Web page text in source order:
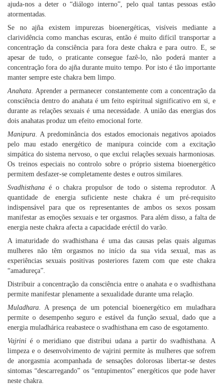
ajuda-nos a deter o “diálogo interno”, pelo qual tantas pessoas estão
atormentadas.
Se no ajña existem impurezas bioenergéticas, visíveis mediante a
clarividência como manchas escuras, então é muito difícil transportar a
concentração da consciência para fora deste chakra e para outro. E, se
apesar de tudo, o praticante consegue fazê-lo, não poderá manter a
concentração fora do ajña durante muito tempo. Por isto é tão importante
manter sempre este chakra bem limpo.
Anahata. Aprender a permanecer constantemente com a concentração da
consciência dentro do anahata é um feito espiritual significativo em si, e
durante as relações sexuais é uma necessidade. A união das energias dos
dois anahatas produz um efeito emocional forte.
Manipura. A predominância dos estados emocionais negativos apoiados
pelo mau estado energético de manipura coincide com a excitação
simpática do sistema nervoso, o que exclui relações sexuais harmoniosas.
Os treinos especiais no controlo sobre o próprio sistema bioenergético
permitem desfazer-se completamente destes e outros similares.
Svadhisthana é o chakra propulsor de todo o sistema reprodutor. A
quantidade de energia suficiente neste chakra é um pré-requisito
indispensável para que os representantes de ambos os sexos possam
manifestar as emoções sexuais e ter orgasmos. Para além disso, a falta de
energia neste chakra afecta a capacidade eréctil do varão.
A imaturidade do svadhisthana é uma das causas pelas quais algumas
mulheres não têm orgasmos no início da sua vida sexual, mas as
experiências sexuais positivas posteriores fazem com que este chakra
“amadureça”.
Distribuir a concentração da consciência entre o anahata e o svadhisthana
permite manifestar plenamente a sexualidade durante uma relação.
Muladhara. A presença de um potencial bioenergético em muladhara
permite o desempenho seguro e estável da função sexual, dado que a
energia muladhárica reabastece o svadhisthana em caso de esgotamento.
Vajrini é o meridiano que distribui udana a partir do svadhisthana. A
limpeza e o desenvolvimento de vajrini permite às mulheres que sofrem
de anorgasmia acompanhada de sensações dolorosas libertar-se destes
sintomas “descarregando” os “entupimentos” energéticos que pode haver
neste chakra.